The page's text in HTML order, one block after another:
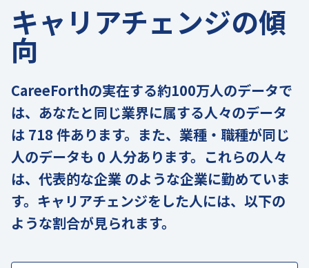
キャリアチェンジの傾
向
CareeForthの実在する約100万人のデータで
は、あなたと同じ業界に属する人々のデータ
は 718 件あります。また、業種・職種が同じ
人のデータも 0 人分あります。これらの人々
は、代表的な企業 のような企業に勤めていま
す。キャリアチェンジをした人には、以下の
ような割合が見られます。